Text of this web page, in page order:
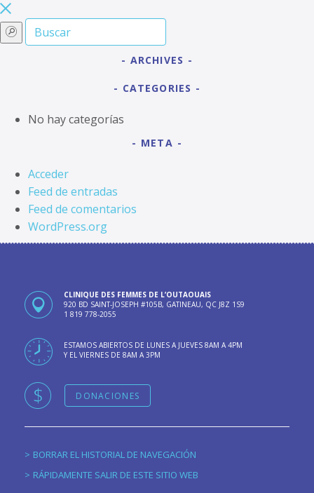
ARCHIVES
CATEGORIES
No hay categorías
META
Acceder
Feed de entradas
Feed de comentarios
WordPress.org
CLINIQUE DES FEMMES DE L’OUTAOUAIS
920 BD SAINT-JOSEPH #105B, GATINEAU, QC J8Z 1S9
1 819 778-2055
ESTAMOS ABIERTOS DE LUNES A JUEVES 8AM A 4PM
Y EL VIERNES DE 8AM A 3PM
DONACIONES
BORRAR EL HISTORIAL DE NAVEGACIÓN
RÁPIDAMENTE SALIR DE ESTE SITIO WEB